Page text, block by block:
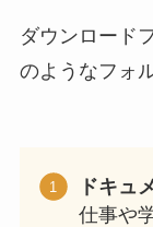
ダウンロード
のようなフォ
ドキュ
仕事や